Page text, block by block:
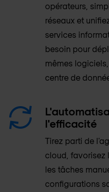
opérateurs,
réseaux et
services
besoin pour
mêmes
centre de
l'efficacité
Tirez parti de
cloud, favorisez
les tâches
configurations